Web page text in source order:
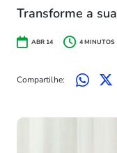
Transforme a
ABR 14 4MINUTOS
Compartilhe: